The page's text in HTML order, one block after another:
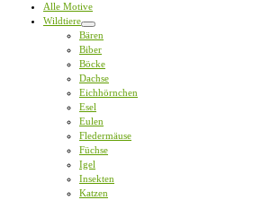
Alle Motive
Wildtiere
Bären
Biber
Böcke
Dachse
Eichhörnchen
Esel
Eulen
Fledermäuse
Füchse
Igel
Insekten
Katzen